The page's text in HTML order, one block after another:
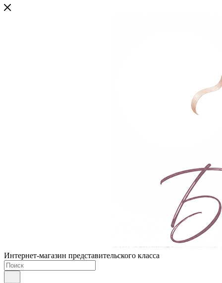
Интернет-магазин представительского класса